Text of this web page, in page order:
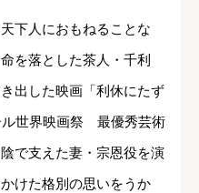
下人におもねることな
を落とした茶人・千利
出した映画「利休にたず
ル世界映画祭 最優秀芸術
で支えた妻・宗恩役を演
けた格別の思いをうか